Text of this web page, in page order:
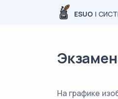
ESUO |
На графике